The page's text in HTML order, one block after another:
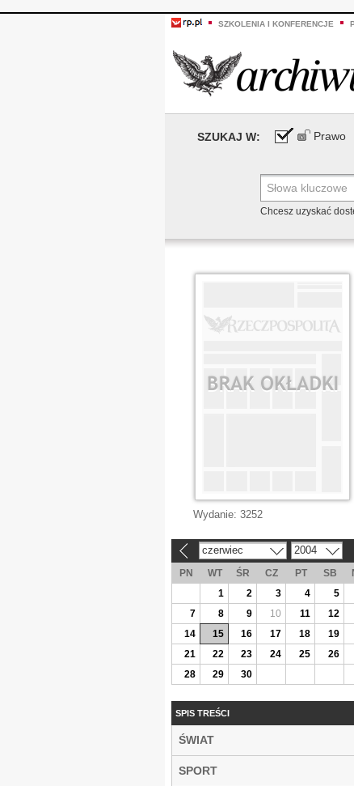
SZKOLENIA I KONFERENCJE
SZUKAJ W: Prawo
Chcesz uzyskać
Wydanie: 3252
czerwiec 2004
PN WT ŚR CZ PT SB
1
2 3 4 5
7
8 9 10 11 12
14
15 16 17 18 19
21
22 23 24 25 26
28
29 30
SPIS TREŚCI
ŚWIAT
SPORT